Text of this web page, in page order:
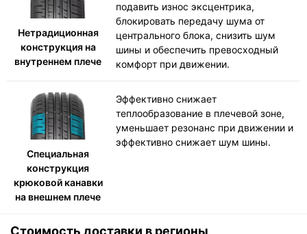
Нетрадиционная
конструкция на
внутреннем плече
подавить износ эксцентрика,
блокировать передачу шума от
центрального блока, снизить шум
шины и обеспечить превосходный
комфорт при движении.
Специальная
конструкция
крюковой канавки
на внешнем плече
Эффективно снижает
теплообразование в плечевой зоне,
уменьшает резонанс при движении и
эффективно снижает шум шины.
Стоимость доставки в регионы